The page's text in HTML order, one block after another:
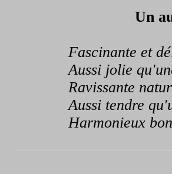
Un
Fascinante et
Aussi jolie
Ravissante
Aussi tendre
Harmonieux